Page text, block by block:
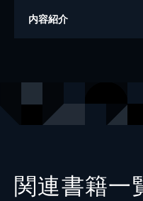
著者
内容紹介
関連書籍一